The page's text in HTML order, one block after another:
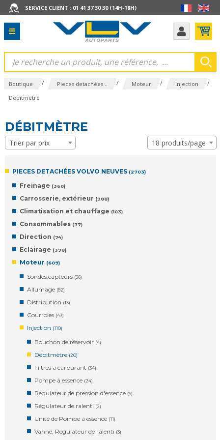
SERVICE CLIENT : 01 41 37 30 30 (14H-18H)
Boutique / Pieces detachées... / Moteur / Injection /
Débitmètre
DÉBITMÈTRE
Trier par prix 18 produits/page
PIECES DETACHÉES VOLVO NEUVES (2703)
Freinage (360)
Carrosserie, extérieur (388)
Climatisation et chauffage (103)
Consommables (77)
Direction (74)
Eclairage (398)
Moteur (609)
Sondes,capteurs (36)
Allumage (82)
Distribution (13)
Courroies (43)
Injection (110)
Bouchon de réservoir (4)
Débitmètre (20)
Filtres à carburant (34)
Pompe à essence (24)
Regulateur de pression d'essence (6)
Régulateur de ralenti (2)
Unité de Pompe à essence (11)
Vanne, Régulateur de ralenti (3)